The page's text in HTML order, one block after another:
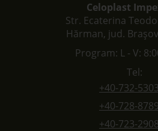
Celoplast
Str. Ecaterina
Hărman, jud.
Program: L - V:
Tel:
+40-732-
+40-728-
+40-723-